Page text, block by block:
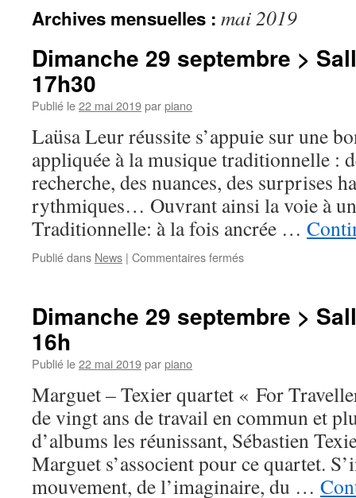
Archives mensuelles : mai 2019
Dimanche 29 septembre >
17h30
Publié le22 mai 2019parpiano
Laüsa Leur réussite s’appuie sur une
appliquée à la musique traditionnelle :
recherche, des nuances, des surprises
rythmiques… Ouvrant ainsi la voie à
Traditionnelle: à la fois ancrée …
Publié dans News | Commentaires ferméssur
>
Dimanche 29 septembre >
16h
Publié le22 mai 2019parpiano
Marguet – Texier quartet « For
de vingt ans de travail en commun et
d’albums les réunissant, Sébastien
Marguet s’associent pour ce quartet.
mouvement, de l’imaginaire, du …